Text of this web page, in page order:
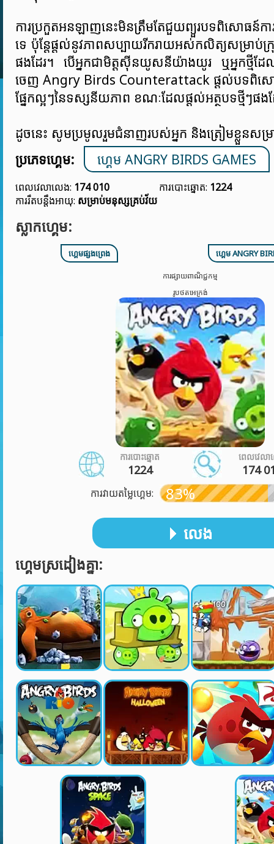
ការប្រកួតអនឡាញនេះមិនត្រឹមតែជួយព្យួរបទពិសោធន៍កា
ទេ ប៉ុន្តែផ្តល់នូវភាពសប្បាយរីករាយអស់កលិត្យសម្រាប់ក្រុ
ផងដែរ។ បើអ្នកជាមិត្តស៊ីនយូសនីយ៉ាងយូរ ឬអ្នកថ្មីដែល
ចេញ Angry Birds Counterattack ផ្តល់បទពិសោ
ផ្នែកល្អៗនៃទស្សនីយភាព ខណៈដែលផ្តល់អត្ថបទថ្មីៗផង
ដូចនេះ សូមប្រមូលរួមជំនាញរបស់អ្នក និងត្រៀមខ្លួនសម្រ
ប្រភេទហ្គេម:
ហ្គេម ANGRY BIRDS GAMES
ពេលវេលាលេង: 174 010 ការបោះឆ្នោត: 1224
ការរឹតបន្តឹងអាយុ: សម្រាប់មនុស្សគ្រប់វ័យ
ស្លាកហ្គេម:
ហ្គេមផ្សងព្រេង ហ្គេម ANGRY
ការផ្សាយពាណិជ្ជកម្ម
រូបថតអេក្រង់
ការបោះឆ្នោត
1224
ពេលវេលា
174
ការវាយតម្លៃហ្គេម: 83%
លេង
ហ្គេមស្រដៀងគ្នា: